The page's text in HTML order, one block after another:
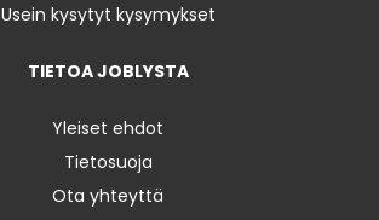
Usein kysytyt kysymykset
TIETOA JOBLYSTA
Yleiset ehdot
Tietosuoja
Ota yhteyttä